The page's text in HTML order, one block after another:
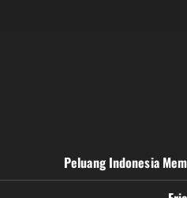
Peluang Indonesia